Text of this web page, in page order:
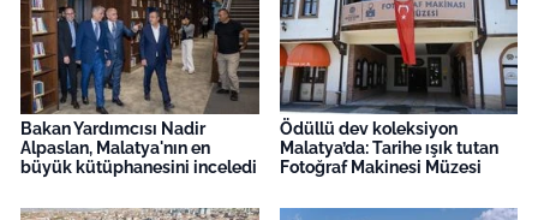
Bakan Yardımcısı Nadir
Alpaslan, Malatya'nın en
büyük kütüphanesini inceledi
Ödüllü dev koleksiyon
Malatya’da: Tarihe ışık tutan
Fotoğraf Makinesi Müzesi